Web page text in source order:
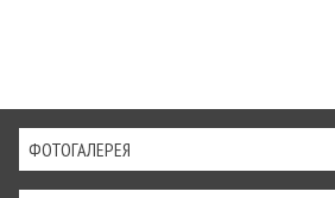
ФОТОГАЛЕРЕЯ